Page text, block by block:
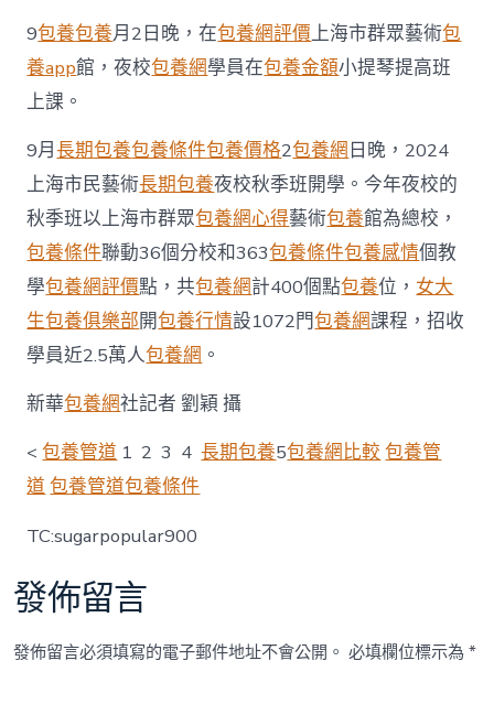
中
9包養包養月2日晚，在包養網評價上海市群眾藝術包
養app館，夜校包養網學員在包養金額小提琴提高班
上課。
9月長期包養包養條件包養價格2包養網 日晚，2024
上海市民藝術長期包養夜校秋季班開學。今年夜校的
秋季班以上海市群眾包養網心得藝術包養館為總校，
包養條件聯動36個分校和363包養條件包養感情個教
學包養網評價點，共包養網計400個點包養位， 女大
生包養俱樂部開包養行情設1072門包養網課程，招收
學員近2.5萬人包養網 。
新華包養網社記者 劉穎 攝
<包養管道 1 2 3 4長期包養5包養網比較 包養管
道 包養管道包養條件
TC:sugarpopular900
發佈留言
發佈留言必須填寫的電子郵件地址不會公開。 必填欄位標示為*